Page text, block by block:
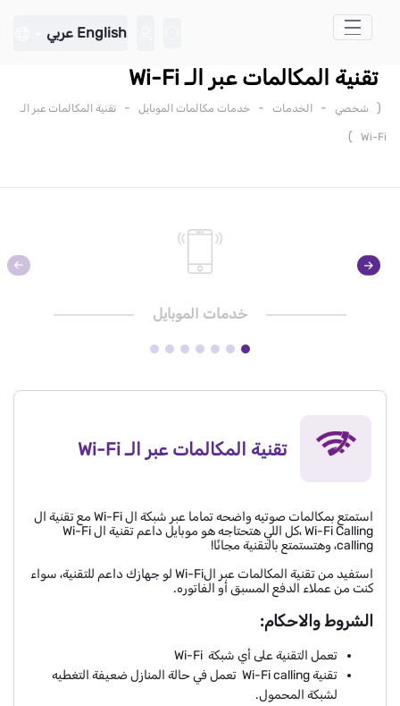
تخطي إلى المحتوى الرئيسي
English عربي
تقنية المكالمات عبر الـ Wi-Fi
( شخصي - الخدمات - خدمات مكالمات الموبايل - تقنية المكالمات عبر الـ
Wi-Fi
)
خدمات الموبايل
تقنية المكالمات عبر الـ Wi-Fi
استمتع بمكالمات صوتيه واضحه تماما عبر شبكة ال Wi-Fi مع تقنية ال
Wi-Fi Calling ،كل اللي هتحتاجه هو موبايل داعم تقنية ال Wi-Fi
calling، وهتستمتع بالتقنية مجانًا!
استفيد من تقنية المكالمات عبر الWi-Fi لو جهازك داعم للتقنية، سواء
كنت من عملاء الدفع المسبق أو الفاتوره.
الشروط والاحكام:
تعمل التقنية على أي شبكة Wi-Fi
تقنية Wi-Fi calling تعمل في حالة المنازل ضعيفة التغطيه
لشبكة المحمول.